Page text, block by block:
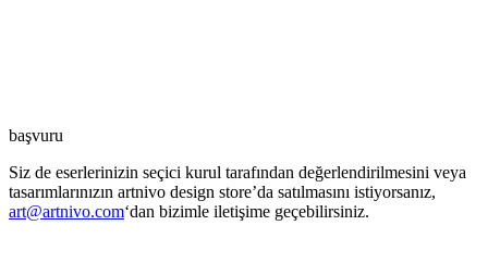
başvuru
Siz de eserlerinizin seçici kurul tarafından değerlendirilmesini veya
tasarımlarınızın artnivo design store’da satılmasını istiyorsanız,
art@artnivo.com‘dan bizimle iletişime geçebilirsiniz.